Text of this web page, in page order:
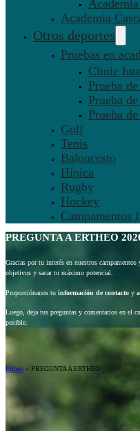
Academia
Otros deportes
Pruebas en
Clinic
Prueba
Prueba
Prueba
Golf
Tenis
Baloncesto
Hípica
Rugby
Hockey
Campamentos
PREGUNTA A ERTHEO
Gracias por tu interés en nuestros
objetivos y sacar tu máximo potencial.
Proporciónanos tu información de contacto y
Luego, deja tus preguntas y comentarios en el
posible.
Ertheo » PREGUNTA A ERTHEO